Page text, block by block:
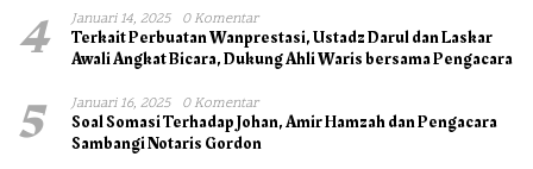
4 Januari 14, 2025 0 Komentar
Terkait Perbuatan Wanprestasi, Ustadz Darul dan Laskar
Awali Angkat Bicara, Dukung Ahli Waris bersama Pengacara
5 Januari 16, 2025 0 Komentar
Soal Somasi Terhadap Johan, Amir Hamzah dan Pengacara
Sambangi Notaris Gordon